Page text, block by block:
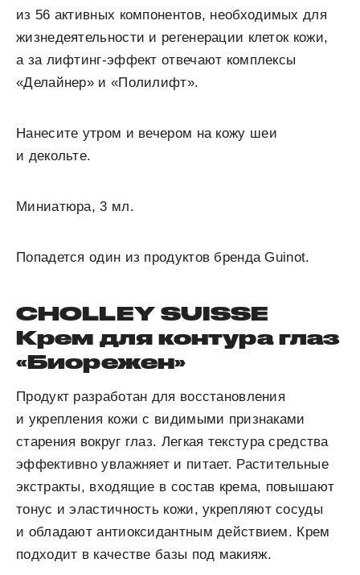
из 56 активных компонентов, необходимых для
жизнедеятельности и регенерации клеток кожи,
а за лифтинг-эффект отвечают комплексы
«Делайнер» и «Полилифт».
Нанесите утром и вечером на кожу шеи
и декольте.
Миниатюра, 3 мл.
Попадется один из продуктов бренда Guinot.
CHOLLEY SUISSE
Крем для контура глаз
«Биорежен»
Продукт разработан для восстановления
и укрепления кожи с видимыми признаками
старения вокруг глаз. Легкая текстура средства
эффективно увлажняет и питает. Растительные
экстракты, входящие в состав крема, повышают
тонус и эластичность кожи, укрепляют сосуды
и обладают антиоксидантным действием. Крем
подходит в качестве базы под макияж.